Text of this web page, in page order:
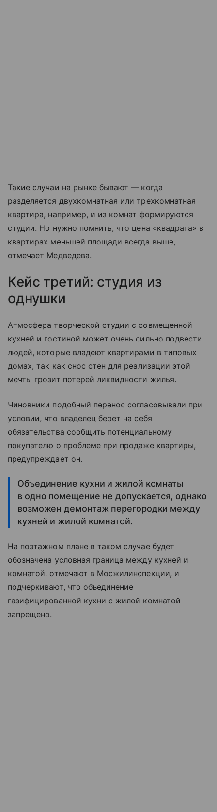
Такие случаи на рынке бывают — когда
разделяется двухкомнатная или трехкомнатная
квартира, например, и из комнат формируются
студии. Но нужно помнить, что цена «квадрата» в
квартирах меньшей площади всегда выше,
отмечает Медведева.
Кейс третий: студия из
однушки
Атмосфера творческой студии с совмещенной
кухней и гостиной может очень сильно подвести
людей, которые владеют квартирами в типовых
домах, так как снос стен для реализации этой
мечты грозит потерей ликвидности жилья.
Чиновники подобный перенос согласовывали при
условии, что владелец берет на себя
обязательства сообщить потенциальному
покупателю о проблеме при продаже квартиры,
предупреждает он.
Объединение кухни и жилой комнаты
в одно помещение не допускается, однако
возможен демонтаж перегородки между
кухней и жилой комнатой.
На поэтажном плане в таком случае будет
обозначена условная граница между кухней и
комнатой, отмечают в Мосжилинспекции, и
подчеркивают, что объединение
газифицированной кухни с жилой комнатой
запрещено.